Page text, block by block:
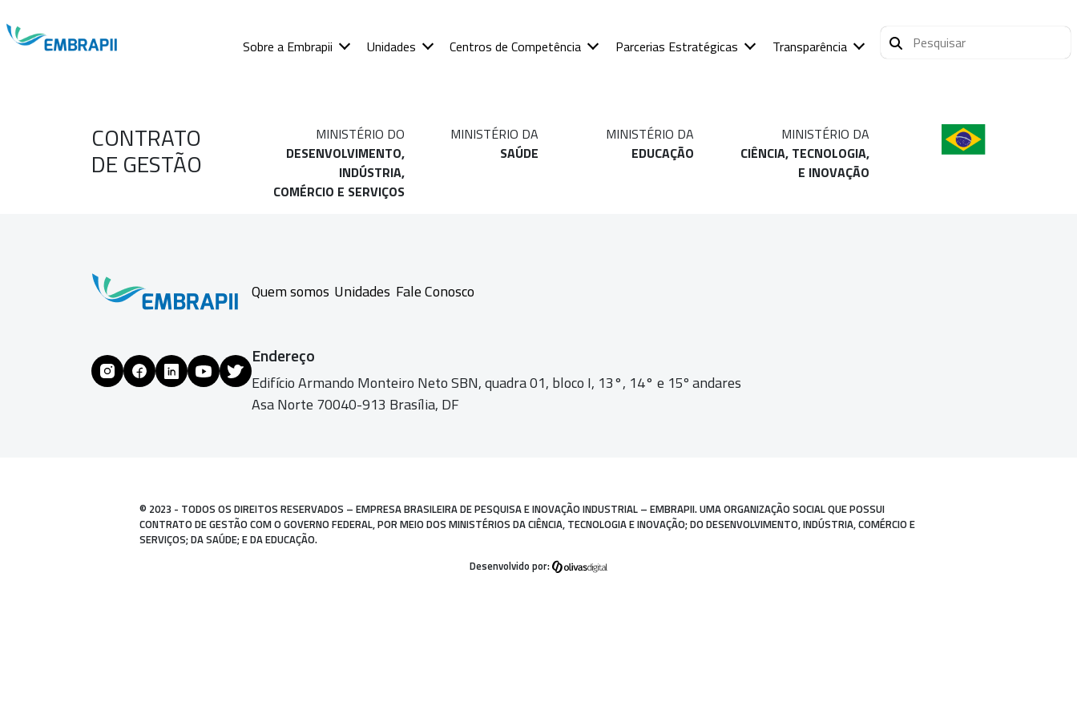
Sobre a Embrapii Unidades Centros de Competência Parcerias Estratégicas Transparência
CONTRATO
DE GESTÃO
MINISTÉRIO DO
DESENVOLVIMENTO,
INDÚSTRIA,
COMÉRCIO E SERVIÇOS
MINISTÉRIO DA
SAÚDE
MINISTÉRIO DA
EDUCAÇÃO
MINISTÉRIO DA
CIÊNCIA, TECNOLOGIA,
E INOVAÇÃO
Quem somos Unidades Fale Conosco
Endereço
Edifício Armando Monteiro Neto SBN, quadra 01, bloco I, 13°, 14° e 15º andares
Asa Norte 70040-913 Brasília, DF
© 2023 - TODOS OS DIREITOS RESERVADOS – EMPRESA BRASILEIRA DE PESQUISA E INOVAÇÃO INDUSTRIAL – EMBRAPII. UMA ORGANIZAÇÃO SOCIAL QUE POSSUI
CONTRATO DE GESTÃO COM O GOVERNO FEDERAL, POR MEIO DOS MINISTÉRIOS DA CIÊNCIA, TECNOLOGIA E INOVAÇÃO; DO DESENVOLVIMENTO, INDÚSTRIA, COMÉRCIO E
SERVIÇOS; DA SAÚDE; E DA EDUCAÇÃO.
Desenvolvido por: